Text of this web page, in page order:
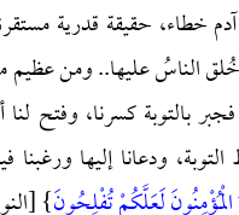
خطاء، حقيقة قدرية
الناسُ عليها.. ومن عظيم
بالتوبة كسرنا، وفتح لنا
ودعانا إليها ورغبنا
الْمُؤْمِنُونَ لَعَلَّكُمْ تُفْلِحُونَ}